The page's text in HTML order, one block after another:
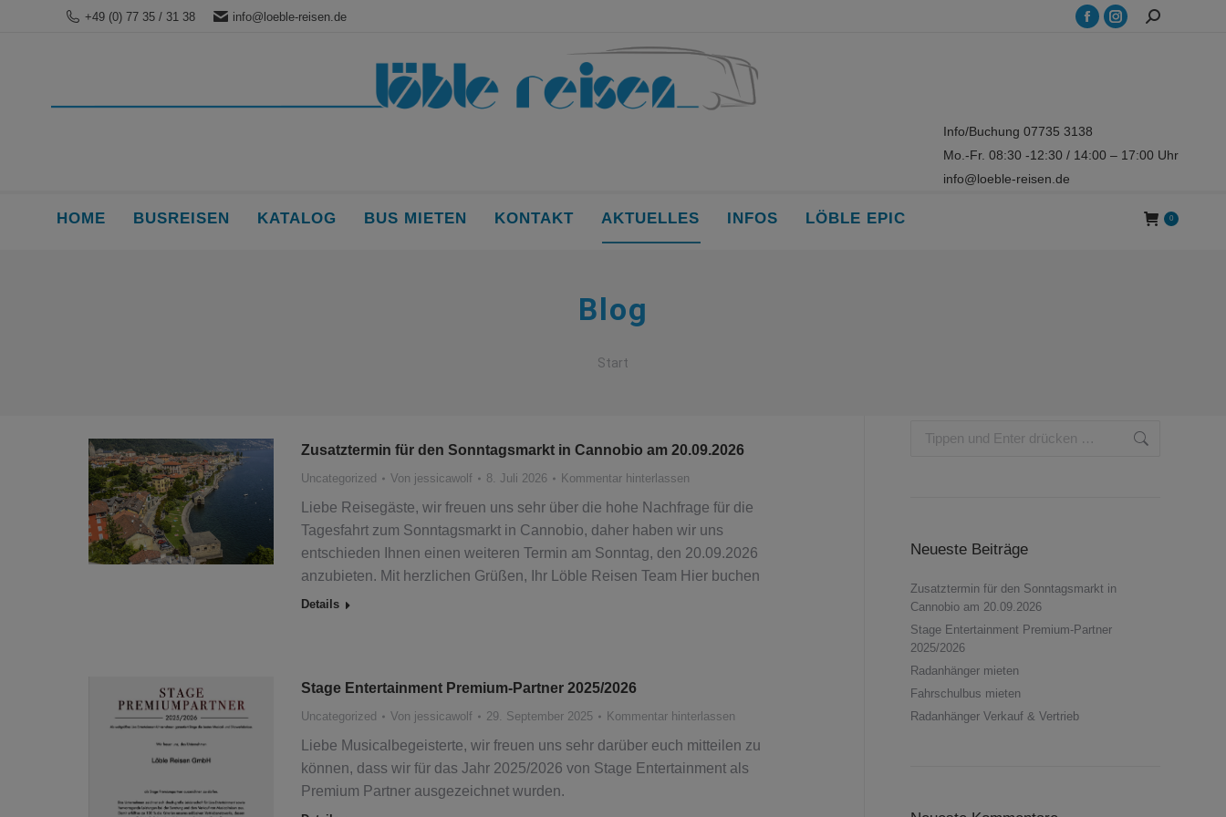
+49 (0) 77 35 / 31 38 info@loeble-reisen.de
Facebook
Instagram
Search:
Info/Buchung 07735 3138
Mo.-Fr. 08:30 -12:30 / 14:00 – 17:00 Uhr
info@loeble-reisen.de
HOME BUSREISEN KATALOG BUS MIETEN KONTAKT AKTUELLES INFOS LÖBLE EPIC 0
Blog
Sie befinden sich hier:
Start
Zusatztermin für den Sonntagsmarkt in Cannobio am 20.09.2026
Uncategorized Von jessicawolf 8. Juli 2026 Kommentar hinterlassen
Liebe Reisegäste, wir freuen uns sehr über die hohe Nachfrage für die
Tagesfahrt zum Sonntagsmarkt in Cannobio, daher haben wir uns
entschieden Ihnen einen weiteren Termin am Sonntag, den 20.09.2026
anzubieten. Mit herzlichen Grüßen, Ihr Löble Reisen Team Hier buchen
Details
Stage Entertainment Premium-Partner 2025/2026
Uncategorized Von jessicawolf 29. September 2025 Kommentar hinterlassen
Liebe Musicalbegeisterte, wir freuen uns sehr darüber euch mitteilen zu
können, dass wir für das Jahr 2025/2026 von Stage Entertainment als
Premium Partner ausgezeichnet wurden.
Neueste Beiträge
Zusatztermin für den Sonntagsmarkt in
Cannobio am 20.09.2026
Stage Entertainment Premium-Partner
2025/2026
Radanhänger mieten
Fahrschulbus mieten
Radanhänger Verkauf & Vertrieb